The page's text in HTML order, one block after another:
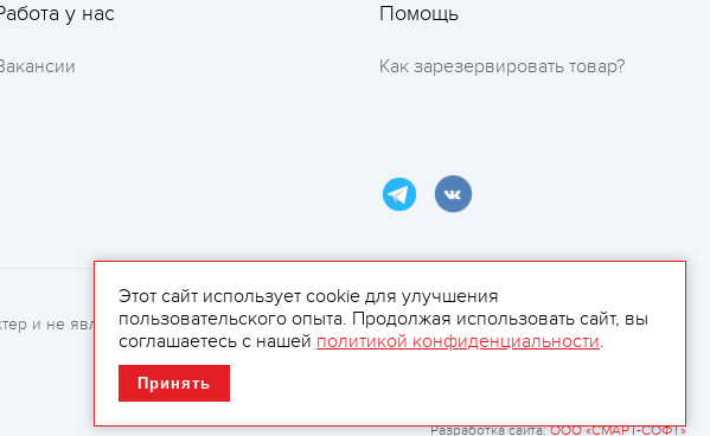
Разработка сайта:ООО «СМАРТ-СОФТ»
у нас Помощь
Как зарезервировать товар?
и не являются рекламой.
Этот сайт использует cookie для улучшения
пользовательского опыта. Продолжая использовать сайт, вы
соглашаетесь с нашей политикой конфиденциальности.
Принять